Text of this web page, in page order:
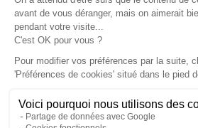
NOS VIDÉOS